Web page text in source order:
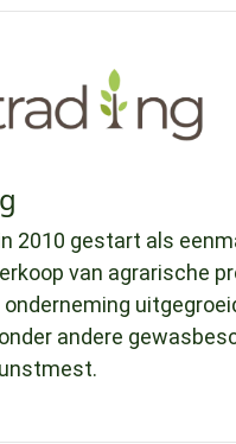
2010 gestart als
van agrarische
andere